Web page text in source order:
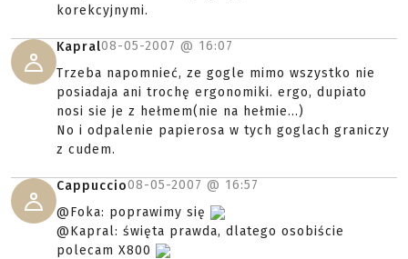
korekcyjnymi.
Kapral08-05-2007 @ 16:07
Trzeba napomnieć, ze gogle mimo wszystko nie
posiadaja ani trochę ergonomiki. ergo, dupiato
nosi sie je z hełmem(nie na hełmie...)
No i odpalenie papierosa w tych goglach graniczy
z cudem.
Cappuccio08-05-2007 @ 16:57
@Foka: poprawimy się
@Kapral: święta prawda, dlatego osobiście
polecam X800